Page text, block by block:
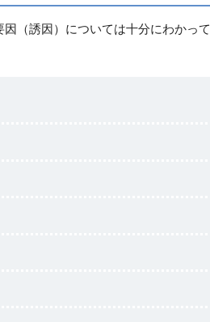
（誘因）については十分にわかって